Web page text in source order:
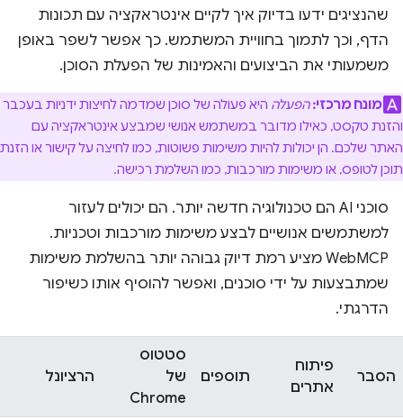
שהנציגים ידעו בדיוק איך לקיים אינטראקציה עם תכונות
הדף, וכך לתמוך בחוויית המשתמש. כך אפשר לשפר באופן
משמעותי את הביצועים והאמינות של הפעלת הסוכן.
מונח מרכזי: הפעלה היא פעולה של סוכן שמדמה לחיצות ידניות בעכבר
והזנת טקסט, כאילו מדובר במשתמש אנושי שמבצע אינטראקציה עם
האתר שלכם. הן יכולות להיות משימות פשוטות, כמו לחיצה על קישור או הזנת
תוכן לטופס, או משימות מורכבות, כמו השלמת רכישה.
סוכני AI הם טכנולוגיה חדשה יותר. הם יכולים לעזור
למשתמשים אנושיים לבצע משימות מורכבות וטכניות.
‫WebMCP מציע רמת דיוק גבוהה יותר בהשלמת משימות
שמתבצעות על ידי סוכנים, ואפשר להוסיף אותו כשיפור
הדרגתי.
הסבר
פיתוח
אתרים
תוספים
סטטוס
של
Chrome
הרציונל